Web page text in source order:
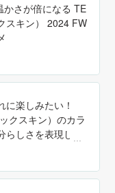
かさが倍になる TE
スキン） 2024 FW
に楽しみたい！
クスキン）のカラ
しさを表現しよ